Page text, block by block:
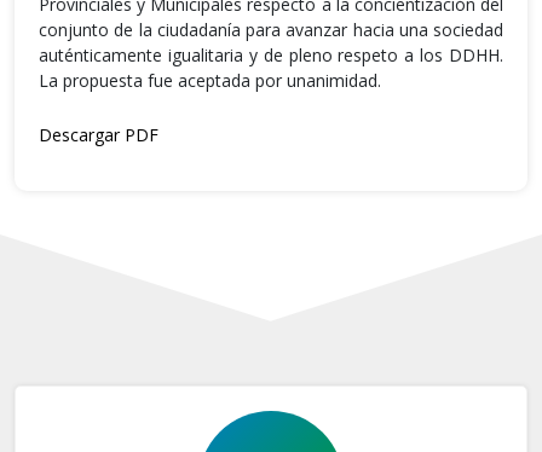
conjunto de la ciudadanía para avanzar hacia una sociedad
auténticamente igualitaria y de pleno respeto a los DDHH.
La propuesta fue aceptada por unanimidad.
Descargar PDF